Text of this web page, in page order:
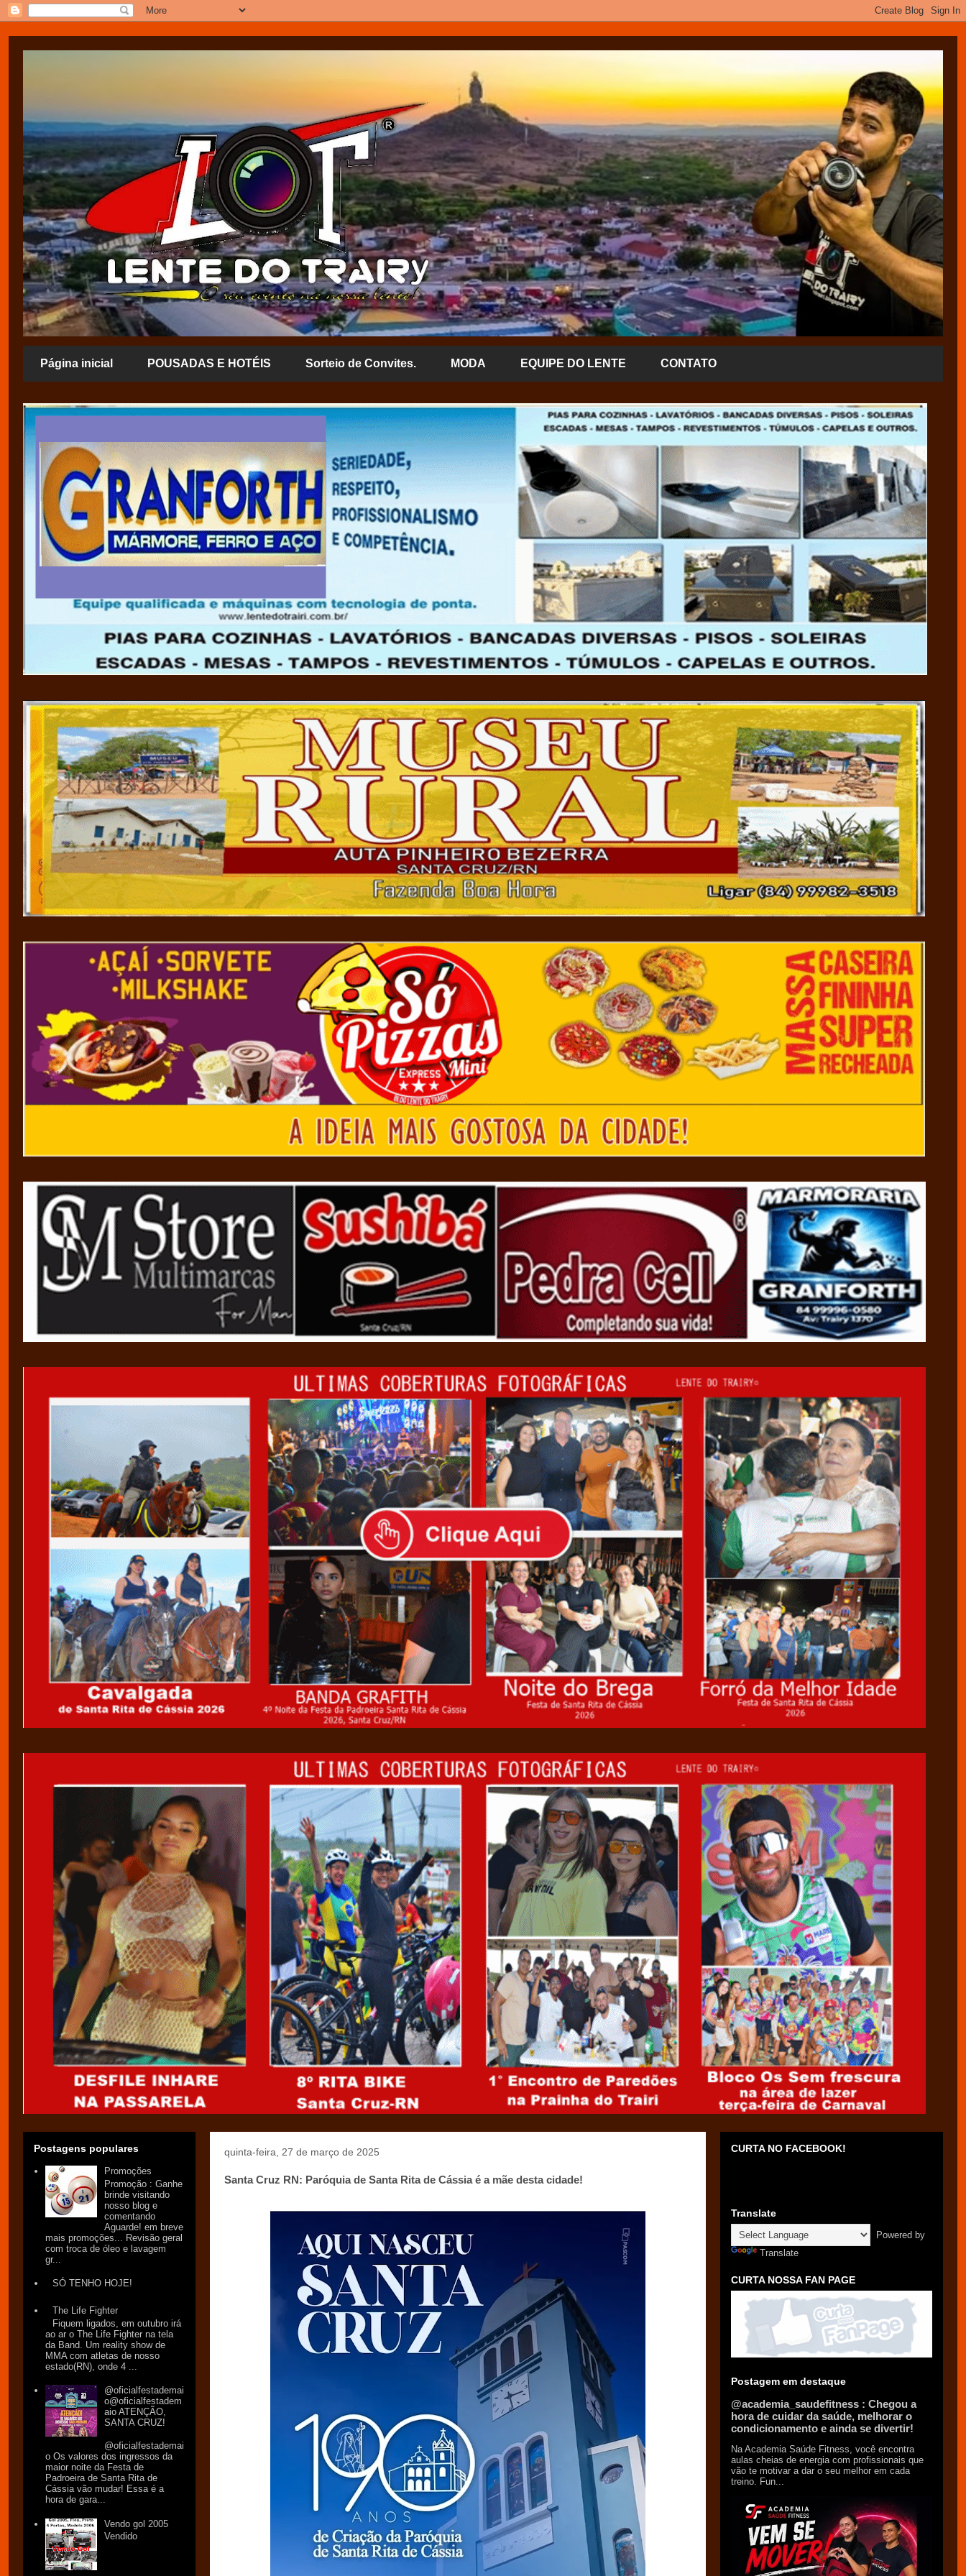
Página inicial POUSADAS E HOTÉIS Sorteio de Convites. MODA EQUIPE DO LENTE CONTATO
quinta-feira, 27 de março de 2025
Santa Cruz RN: Paróquia de Santa Rita de Cássia é a mãe desta cidade!
Postagens populares
Promoções
Promoção : Ganhe
brinde visitando
nosso blog e
comentando
Aguarde! em breve
mais promoções... Revisão geral
com troca de óleo e lavagem
gr...
SÓ TENHO HOJE!
The Life Fighter
Fiquem ligados, em outubro irá
ao ar o The Life Fighter na tela
da Band. Um reality show de
MMA com atletas de nosso
estado(RN), onde 4 ...
@oficialfestademai
o@oficialfestadem
aio ATENÇÃO,
SANTA CRUZ!
@oficialfestademai
o Os valores dos ingressos da
maior noite da Festa de
Padroeira de Santa Rita de
Cássia vão mudar! Essa é a
hora de gara...
Vendo gol 2005
Vendido
CURTA NO FACEBOOK!
Translate
Powered by
Translate
CURTA NOSSA FAN PAGE
Postagem em destaque
@academia_saudefitness : Chegou a
hora de cuidar da saúde, melhorar o
condicionamento e ainda se divertir!
Na Academia Saúde Fitness, você encontra
aulas cheias de energia com profissionais que
vão te motivar a dar o seu melhor em cada
treino. Fun...